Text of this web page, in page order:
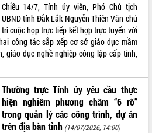
đất
Đắk
Chiều 14/7, Tỉnh ủy viên, Phó Chủ tịch
UBND tỉnh Đắk Lắk Nguyễn Thiên Văn chủ
trì cuộc họp trực tiếp kết hợp trực tuyến với
công tác sắp xếp cơ sở giáo dục mầm
giáo dục nghề nghiệp công lập cấp tỉnh,
Thường trực Tỉnh ủy yêu cầu thực
hiện nghiêm phương châm “6 rõ”
trong quản lý các công trình, dự án
trên địa bàn tỉnh (14/07/2026, 14:00)